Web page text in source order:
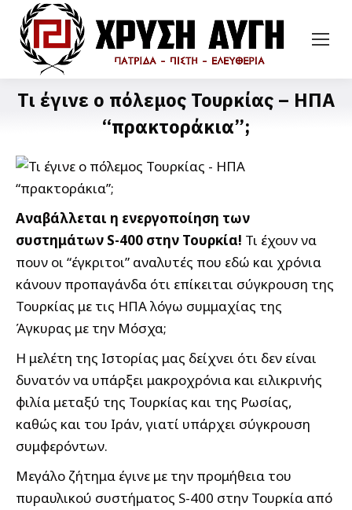
Τι έγινε ο πόλεμος Τουρκίας – ΗΠΑ
“πρακτοράκια”;
Αναβάλλεται η ενεργοποίηση των
συστημάτων S-400 στην Τουρκία! Τι έχουν να
πουν οι “έγκριτοι” αναλυτές που εδώ και χρόνια
κάνουν προπαγάνδα ότι επίκειται σύγκρουση της
Τουρκίας με τις ΗΠΑ λόγω συμμαχίας της
Άγκυρας με την Μόσχα;
Η μελέτη της Ιστορίας μας δείχνει ότι δεν είναι
δυνατόν να υπάρξει μακροχρόνια και ειλικρινής
φιλία μεταξύ της Τουρκίας και της Ρωσίας,
καθώς και του Ιράν, γιατί υπάρχει σύγκρουση
συμφερόντων.
Μεγάλο ζήτημα έγινε με την προμήθεια του
πυραυλικού συστήματος S-400 στην Τουρκία από